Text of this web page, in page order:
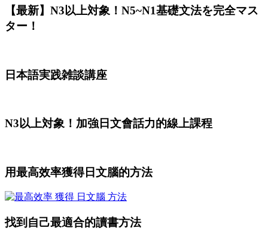
【最新】N3以上対象！N5~N1基礎文法を完全マス
ター！
日本語実践雑談講座
N3以上対象！加強日文會話力的線上課程
用最高效率獲得日文腦的方法
找到自己最適合的讀書方法